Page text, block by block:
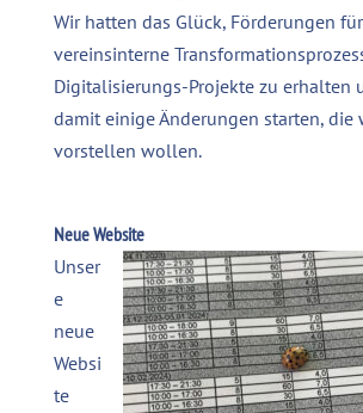
Wir hatten das Glück, Förderungen für
vereinsinterne
Digitalisierungs-Projekte zu erhalten
damit einige Änderungen starten, die
vorstellen wollen.
Neue Website
Unser
e
neue
Websi
te